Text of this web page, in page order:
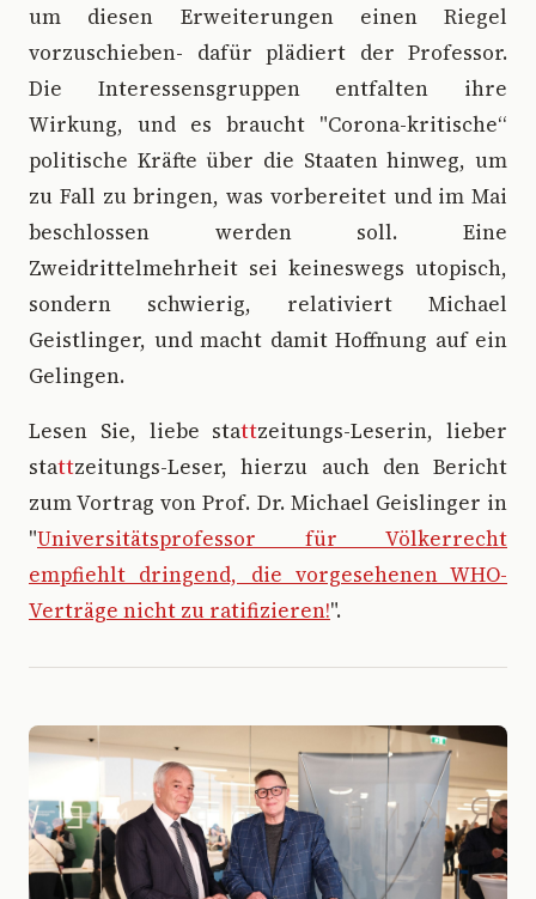
um diesen Erweiterungen einen Riegel
vorzuschieben- dafür plädiert der Professor.
Die Interessensgruppen entfalten ihre
Wirkung, und es braucht "Corona-kritische“
politische Kräfte über die Staaten hinweg, um
zu Fall zu bringen, was vorbereitet und im Mai
beschlossen werden soll. Eine
Zweidrittelmehrheit sei keineswegs utopisch,
sondern schwierig, relativiert Michael
Geistlinger, und macht damit Hoffnung auf ein
Gelingen.
Lesen Sie, liebe stattzeitungs-Leserin, lieber
stattzeitungs-Leser, hierzu auch den Bericht
zum Vortrag von Prof. Dr. Michael Geislinger in
"Universitätsprofessor für Völkerrecht
empfiehlt dringend, die vorgesehenen WHO-
Verträge nicht zu ratifizieren!".